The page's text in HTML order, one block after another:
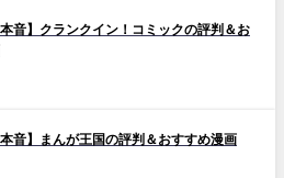
本音】クランクイン！コミックの評判＆お
本音】まんが王国の評判＆おすすめ漫画